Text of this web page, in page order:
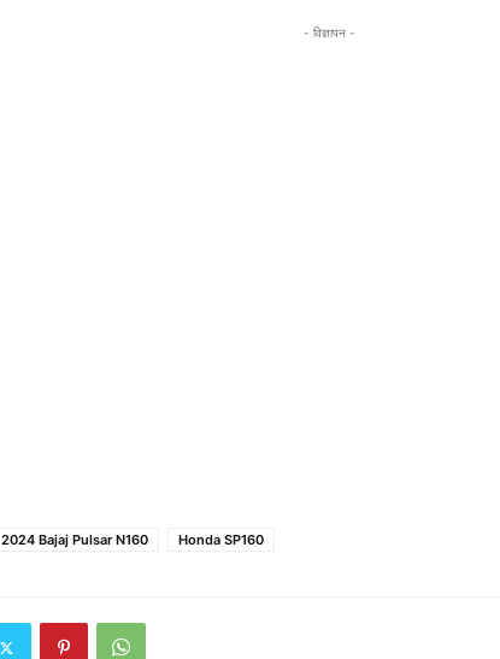
- विज्ञापन -
2024 Bajaj Pulsar N160 Honda SP160